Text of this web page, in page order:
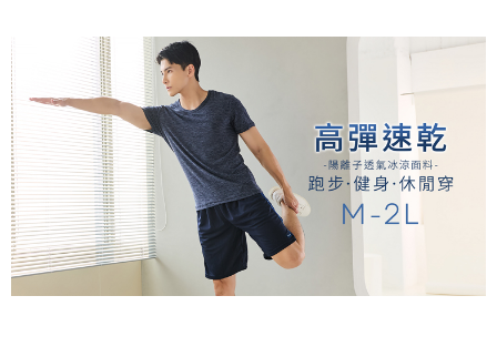
2.透過簡訊連結打開帳單後，可選擇「超商條碼／台灣大直營門市／銀行轉
帳／街口支付／iPASS MONEY」等通路繳費。
【注意事項】
1.本服務係由「台灣大哥大股份有限公司」（以下簡稱本公司）所提供，讓
用戶於交易時，得透過本服務購買商品或服務，並由商店將買賣／分期付款
買賣價金債權讓與本公司後，依約使用本公司帳單繳交帳款。
2.基於同意付款使用「大哥付你分期」之契約關係目的，商店將以您的個人
資料（包含姓名、電話或地址）提供予台灣大哥大進項蒐集、處理及利用，
由本公司與您本人進行分期帳單所需資料之確認、核對及更正。
3.完整用戶服務條款，請詳閱以下連結：https://oppay.tw/userRule
１．於結帳方式選擇「AFTEE先享後付」後，將跳轉至「AFTEE先享後付」
結帳頁面，進行簡訊認證並確認金額後，即可完成結帳。
２．訂單成立數日內，您將收到繳費通知簡訊。
３．收到繳費通知簡訊後14天內，點擊此簡訊中的連結，可透過四大超商／
ATM／網路銀行／等多元方式進行付款，方視為交易完成。
※ 請注意：結帳手續完成當下不需立刻繳費，但若您需要取消訂單，請聯絡
購買商品的店家。未經商家同意取消之訂單仍視為有效，需透過AFTEE先享
後付繳納相關費用。
※ 交易是否成功請以「AFTEE先享後付 」之結帳頁面顯示為準，若有關於
是否繳費成功／繳費後需取消欲退款等相關疑問，請聯繫「AFTEE先享後付
客戶支援中心」https://netprotections.freshdesk.com/support/home
全家取貨付款
每筆NT$80，滿NT$499(含以上)免運費
付款後全家取貨
每筆NT$80，滿NT$499(含以上)免運費
萊爾富取貨付款
每筆NT$80，滿NT$799(含以上)免運費